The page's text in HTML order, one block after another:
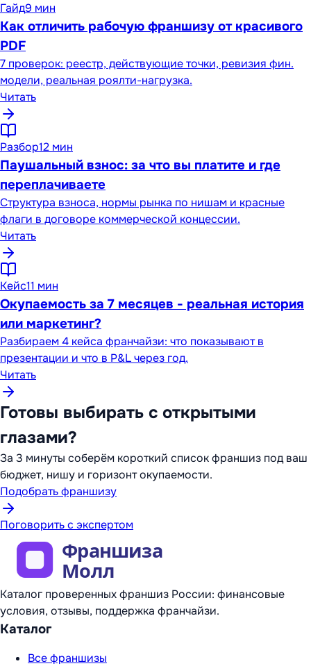
Гайд9 мин
Как отличить рабочую франшизу от красивого
PDF
7 проверок: реестр, действующие точки, ревизия фин.
модели, реальная роялти-нагрузка.
Читать
Разбор12 мин
Паушальный взнос: за что вы платите и где
переплачиваете
Структура взноса, нормы рынка по нишам и красные
флаги в договоре коммерческой концессии.
Читать
Кейс11 мин
Окупаемость за 7 месяцев - реальная история
или маркетинг?
Разбираем 4 кейса франчайзи: что показывают в
презентации и что в P&L через год.
Читать
Готовы выбирать с открытыми
глазами?
За 3 минуты соберём короткий список франшиз под ваш
бюджет, нишу и горизонт окупаемости.
Подобрать франшизу
Поговорить с экспертом
Каталог проверенных франшиз России: финансовые
условия, отзывы, поддержка франчайзи.
Каталог
Все франшизы